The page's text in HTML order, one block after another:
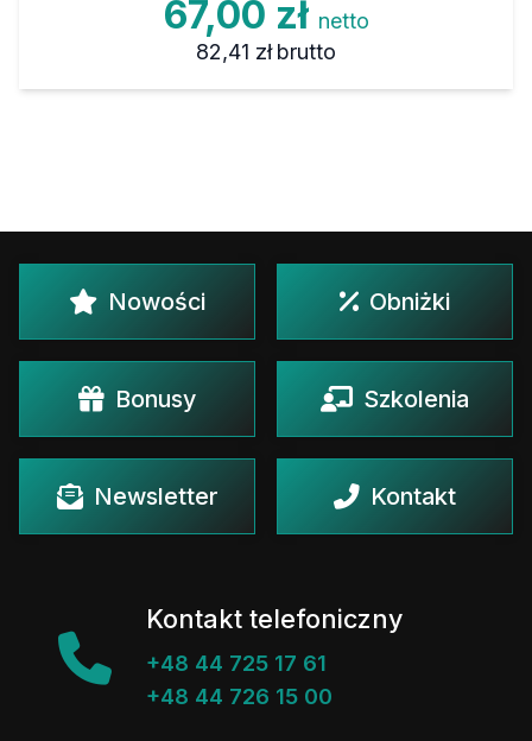
67,00 zł netto
82,41 zł brutto
Nowości Obniżki
Bonusy Szkolenia
Newsletter Kontakt
Kontakt telefoniczny
+48 44 725 17 61
+48 44 726 15 00